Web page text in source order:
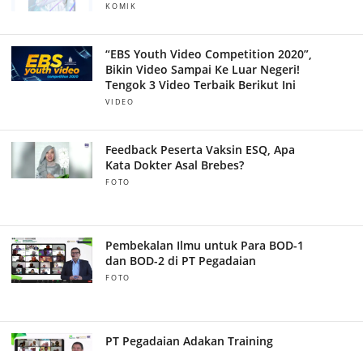
KOMIK
“EBS Youth Video Competition 2020”,
Bikin Video Sampai Ke Luar Negeri!
Tengok 3 Video Terbaik Berikut Ini
VIDEO
Feedback Peserta Vaksin ESQ, Apa
Kata Dokter Asal Brebes?
FOTO
Pembekalan Ilmu untuk Para BOD-1
dan BOD-2 di PT Pegadaian
FOTO
PT Pegadaian Adakan Training